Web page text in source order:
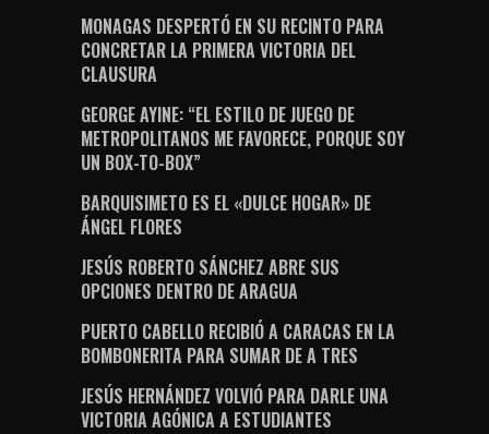
MONAGAS DESPERTÓ EN SU RECINTO PARA
CONCRETAR LA PRIMERA VICTORIA DEL
CLAUSURA
GEORGE AYINE: “EL ESTILO DE JUEGO DE
METROPOLITANOS ME FAVORECE, PORQUE SOY
UN BOX-TO-BOX”
BARQUISIMETO ES EL «DULCE HOGAR» DE
ÁNGEL FLORES
JESÚS ROBERTO SÁNCHEZ ABRE SUS
OPCIONES DENTRO DE ARAGUA
PUERTO CABELLO RECIBIÓ A CARACAS EN LA
BOMBONERITA PARA SUMAR DE A TRES
JESÚS HERNÁNDEZ VOLVIÓ PARA DARLE UNA
VICTORIA AGÓNICA A ESTUDIANTES